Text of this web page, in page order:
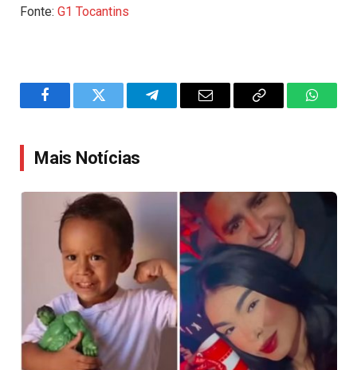
Fonte: G1 Tocantins
FacebookTwitter TelegramEmail
Copy
Mais Notícias